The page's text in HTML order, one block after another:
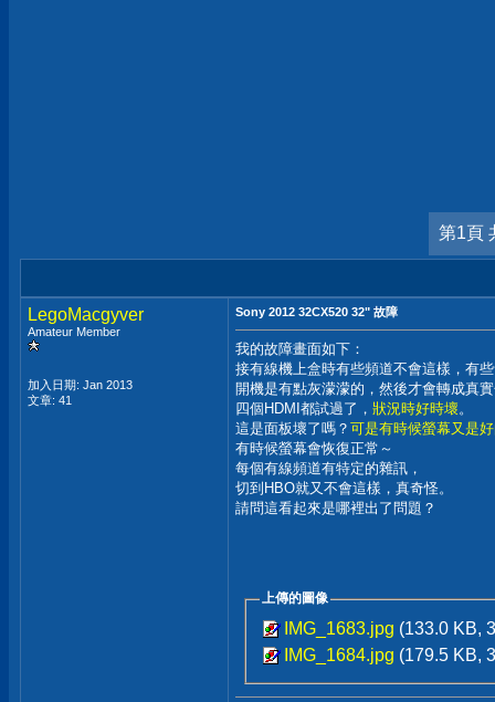
第1頁
LegoMacgyver
Amateur Member
加入日期: Jan 2013
文章: 41
Sony 2012 32CX520 32" 故障
我的故障畫面如下：
接有線機上盒時有些頻道不會這樣，有
開機是有點灰濛濛的，然後才會轉成真
四個HDMI都試過了， 狀況時好時壞。
這是面板壞了嗎？ 可是有時候螢幕又是
有時候螢幕會恢復正常～
每個有線頻道有特定的雜訊，
切到HBO就又不會這樣，真奇怪。
請問這看起來是哪裡出了問題？
上傳的圖像
IMG_1683.jpg (133.0 KB,
IMG_1684.jpg (179.5 KB,